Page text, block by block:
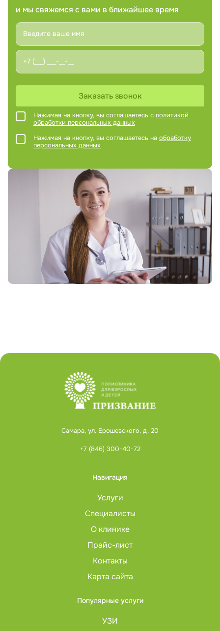
и мы свяжемся с вами в ближайшее время
Заказать звонок
Нажимая на кнопку, вы соглашаетесь с политикой
обработки персональных данных
Нажимая на кнопку, вы соглашаетесь на обработку
персональных данных
Самара, ул. Ерошевского, д. 20
+7 (846) 300-40-72
Навигация
Услуги
Специалисты
О клинике
Прайс-лист
Контакты
Карта сайта
Популярные услуги
УЗИ